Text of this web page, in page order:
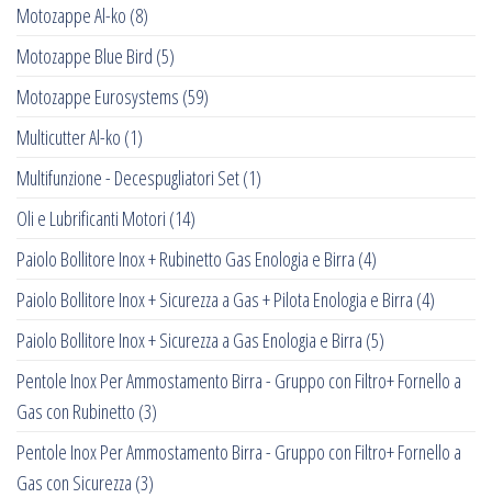
Motozappe Al-ko (8)
Motozappe Blue Bird (5)
Motozappe Eurosystems (59)
Multicutter Al-ko (1)
Multifunzione - Decespugliatori Set(1)
Oli e Lubrificanti Motori (14)
Paiolo Bollitore Inox + Rubinetto Gas Enologia e Birra (4)
Paiolo Bollitore Inox + Sicurezza a Gas + Pilota Enologia e Birra (4)
Paiolo Bollitore Inox + Sicurezza a Gas Enologia e Birra (5)
Pentole Inox Per Ammostamento Birra - Gruppo con Filtro+ Fornello a
Gas con Rubinetto (3)
Pentole Inox Per Ammostamento Birra - Gruppo con Filtro+ Fornello a
Gas con Sicurezza (3)